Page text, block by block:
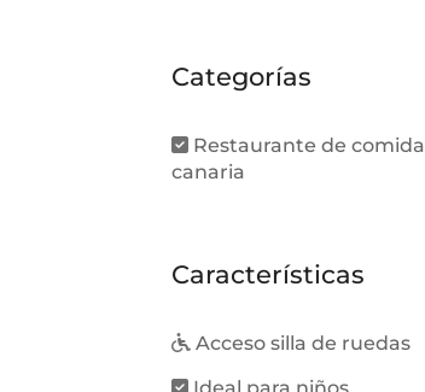
Categorías
Restaurante de comida
canaria
Características
Acceso silla de ruedas